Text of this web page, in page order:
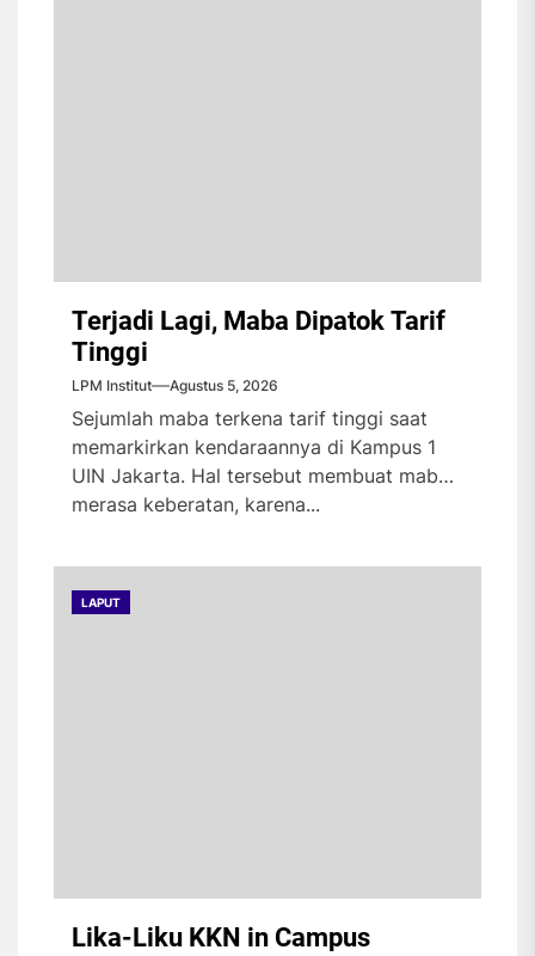
Terjadi Lagi, Maba Dipatok Tarif
Tinggi
LPM Institut Agustus 5, 2026
Sejumlah maba terkena tarif tinggi saat
memarkirkan kendaraannya di Kampus 1
UIN Jakarta. Hal tersebut membuat maba
merasa keberatan, karena...
LAPUT
Lika-Liku KKN in Campus